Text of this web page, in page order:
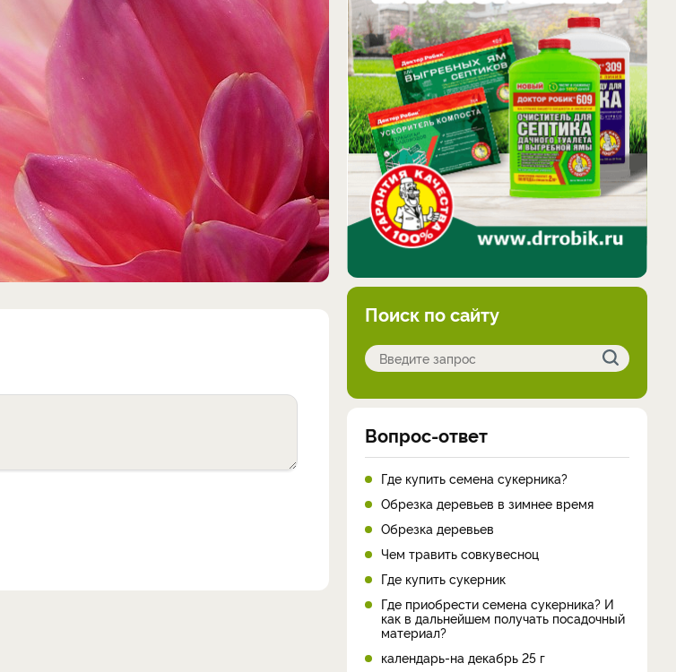
Поиск по сайту
Вопрос-ответ
Где купить семена сукерника?
Обрезка деревьев в зимнее время
Обрезка деревьев
Чем травить совкувесноц
Где купить сукерник
Где приобрести семена сукерника? И
как в дальнейшем получать посадочный
материал?
календарь-на декабрь 25 г